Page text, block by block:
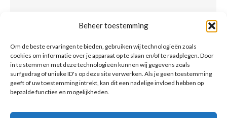
Beheer toestemming
Om de beste ervaringen te bieden, gebruiken wij technologieën zoals
cookies om informatie over je apparaat op te slaan en/of te raadplegen. Door
in te stemmen met deze technologieën kunnen wij gegevens zoals
surfgedrag of unieke ID's op deze site verwerken. Als je geen toestemming
geeft of uw toestemming intrekt, kan dit een nadelige invloed hebben op
bepaalde functies en mogelijkheden.
ik gewend was!
Saskia, deelnemer
PHC Totaal Vitaal
← 1 2 3 →